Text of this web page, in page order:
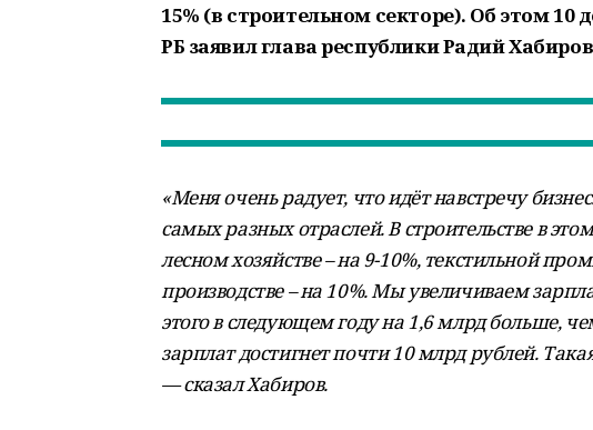
15% (в строительном секторе). Об этом
РБ заявил глава республики Радий
«Меня очень радует, что идёт навстречу
самых разных отраслей. В строительстве в
лесном хозяйстве – на 9-10%, текстильной
производстве – на 10%. Мы увеличиваем
этого в следующем году на 1,6 млрд больше,
зарплат достигнет почти 10 млрд рублей.
— сказал Хабиров.